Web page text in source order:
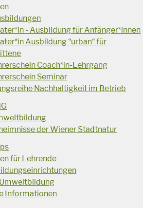
- Ausbildung für Anfänger*innen
Ausbildung “urban“ für
Coach*in-Lehrgang
Seminar
Nachhaltigkeit im Betrieb
der Wiener Stadtnatur
für Lehrende
Informationen